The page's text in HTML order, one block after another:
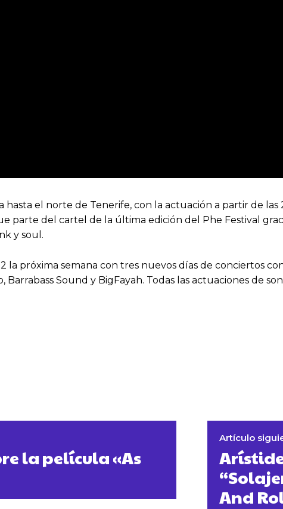
hasta el norte de Tenerife, con la actuación a partir de
parte del cartel de la última edición del Phe Festival
y soul.
la próxima semana con tres nuevos días de conciertos
Barrabass Sound y BigFayah. Todas las actuaciones de
la película «As
Artículo
And